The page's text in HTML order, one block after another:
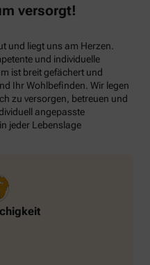
versorgt!
und liegt uns am Herzen.
und individuelle
ist breit gefächert und
Ihr Wohlbefinden. Wir legen
zu versorgen, betreuen und
angepasste
jeder Lebenslage